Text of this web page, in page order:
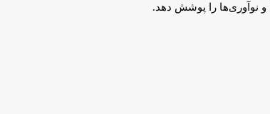
و نوآوری‌ها را پوشش دهد.